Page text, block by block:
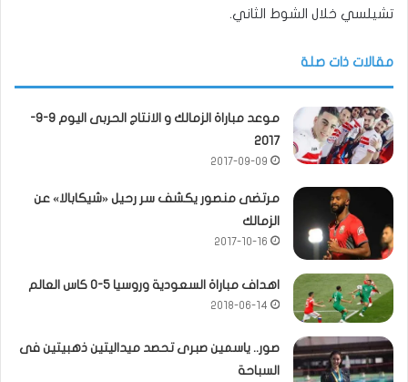
تشيلسي خلال الشوط الثاني.
مقالات ذات صلة
موعد مباراة الزمالك و الانتاج الحربى اليوم 9-9-
2017
2017-09-09
مرتضى منصور يكشف سر رحيل «شيكابالا» عن
الزمالك
2017-10-16
اهداف مباراة السعودية وروسيا 5-0 كاس العالم
2018-06-14
صور.. ياسمين صبرى تحصد ميداليتين ذهبيتين فى
السباحة